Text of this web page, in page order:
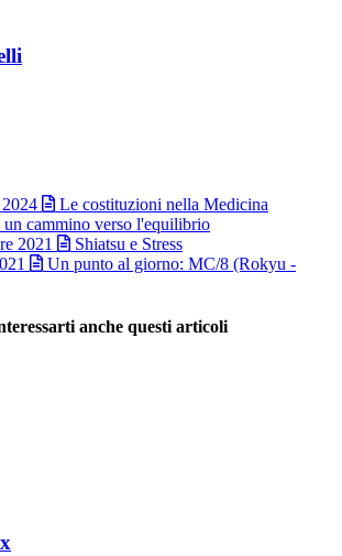
Le costituzioni nella Medicina
un cammino verso l'equilibrio
2021
Shiatsu e Stress
Un punto al giorno: MC/8 (Rokyu -
anche questi articoli